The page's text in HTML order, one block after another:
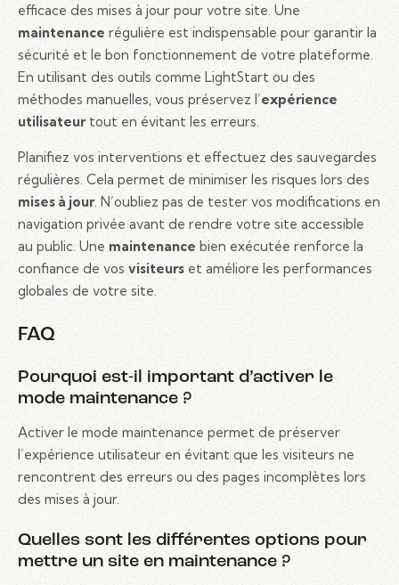
efficace des mises à jour pour votre site. Une
maintenance régulière est indispensable pour garantir la
sécurité et le bon fonctionnement de votre plateforme.
En utilisant des outils comme LightStart ou des
méthodes manuelles, vous préservez l’expérience
utilisateurtout en évitant les erreurs.
Planifiez vos interventions et effectuez des sauvegardes
régulières. Cela permet de minimiser les risques lors des
mises à jour. N’oubliez pas de tester vos modifications en
navigation privée avant de rendre votre site accessible
au public. Une maintenance bien exécutée renforce la
confiance de vos visiteurset améliore les performances
globales de votre site.
FAQ
Pourquoi est-il important d’activer le
mode maintenance ?
Activer le mode maintenance permet de préserver
l’expérience utilisateur en évitant que les visiteurs ne
rencontrent des erreurs ou des pages incomplètes lors
des mises à jour.
Quelles sont les différentes options pour
mettre un site en maintenance ?